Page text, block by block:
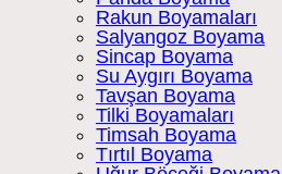
Rakun Boyamaları
Salyangoz Boyama
Sincap Boyama
Su Aygırı Boyama
Tavşan Boyama
Tilki Boyamaları
Timsah Boyama
Tırtıl Boyama